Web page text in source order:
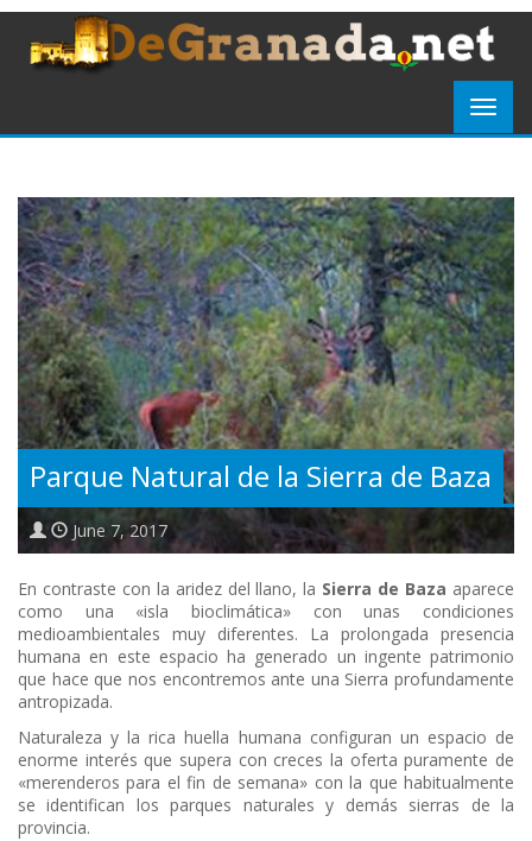
Parque Natural de la Sierra de Baza
June 7, 2017
En contraste con la aridez del llano, la Sierra de Baza aparece
como una «isla bioclimática» con unas condiciones
medioambientales muy diferentes. La prolongada presencia
humana en este espacio ha generado un ingente patrimonio
que hace que nos encontremos ante una Sierra profundamente
antropizada.
Naturaleza y la rica huella humana configuran un espacio de
enorme interés que supera con creces la oferta puramente de
«merenderos para el fin de semana» con la que habitualmente
se identifican los parques naturales y demás sierras de la
provincia.